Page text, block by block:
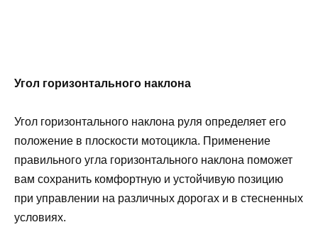
Угол горизонтального наклона
Угол горизонтального наклона руля определяет его
положение в плоскости мотоцикла. Применение
правильного угла горизонтального наклона поможет
вам сохранить комфортную и устойчивую позицию
при управлении на различных дорогах и в стесненных
условиях.